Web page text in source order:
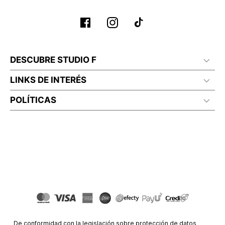
DESCUBRE STUDIO F
LINKS DE INTERÉS
POLÍTICAS
De conformidad con la legislación sobre protección de datos